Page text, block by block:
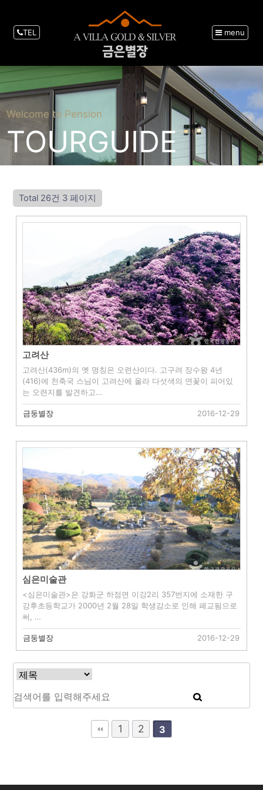
TEL menu
Welcome to Pension
TOURGUIDE
Total 26건 3 페이지
고려산
고려산(436m)의 옛 명칭은 오련산이다. 고구려 장수왕 4년
(416)에 천축국 스님이 고려산에 올라 다섯색의 연꽃이 피어있
는 오련지를 발견하고…
금둥별장 2016-12-29
심은미술관
<심은미술관>은 강화군 하점면 이강2리 357번지에 소재한 구
강후초등학교가 2000년 2월 28일 학생감소로 인해 폐교됨으로
써, …
금둥별장 2016-12-29
1 2 3